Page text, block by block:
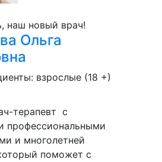
наш новый врач!
Ольга
взрослые (18 +)
терапевт с
профессиональными
и многолетней
поможет с